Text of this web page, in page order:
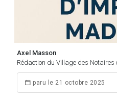
Axel Masson
Rédaction du Village des Notaires
paru le 21 octobre 2025